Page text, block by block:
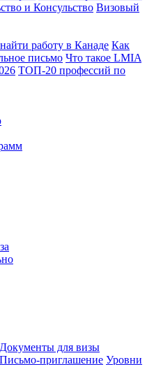
и Консульство Визовый
работу в Канаде Как
письмо Что такое LMIA
ТОП-20 профессий по
Документы для визы
Письмо-приглашение Уровни